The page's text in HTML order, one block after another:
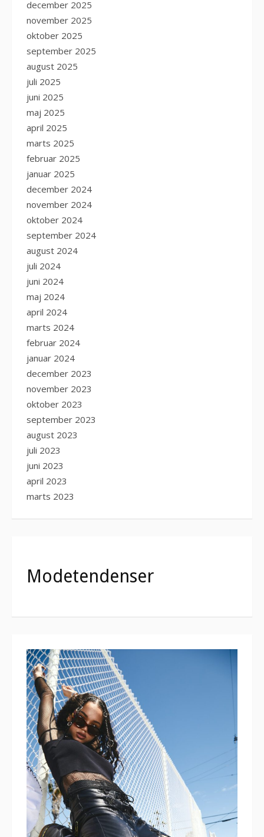
december 2025
november 2025
oktober 2025
september 2025
august 2025
juli 2025
juni 2025
maj 2025
april 2025
marts 2025
februar 2025
januar 2025
december 2024
november 2024
oktober 2024
september 2024
august 2024
juli 2024
juni 2024
maj 2024
april 2024
marts 2024
februar 2024
januar 2024
december 2023
november 2023
oktober 2023
september 2023
august 2023
juli 2023
juni 2023
april 2023
marts 2023
Modetendenser